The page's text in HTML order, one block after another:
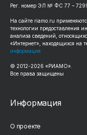
Рег. номер ЭЛ № ФС 77 –
На сайте riamo.ru
технологии предоставления
анализа сведений,
«Интернет», находящихся на
информация
© 2012-2026 «РИАМО».
Все права защищены
Информация
О проекте